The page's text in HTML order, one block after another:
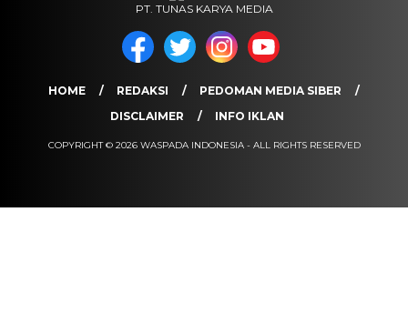
PT. TUNAS KARYA MEDIA
HOME REDAKSI
PEDOMAN MEDIA SIBER
DISCLAIMER
INFO IKLAN
COPYRIGHT © 2026 WASPADA INDONESIA - ALL RIGHTS RESERVED